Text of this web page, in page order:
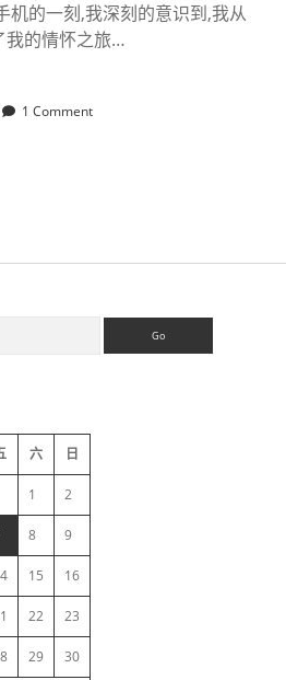
机的一刻,我深刻的意识到,我从
我的情怀之旅…
1 Comment
六 日
1 2
8 9
15 16
22 23
29 30